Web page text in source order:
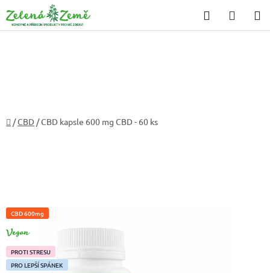
na
obsah
Hledat
KOŠÍK
Domů
/CBD /CBD kapsle 600 mg CBD - 60 ks
CBD 600mg
PROTI STRESU
PRO LEPŠÍ SPÁNEK